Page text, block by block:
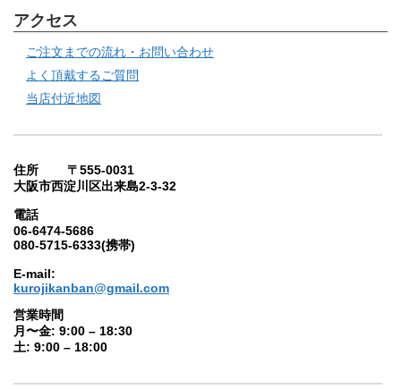
アクセス
ご注文までの流れ・お問い合わせ
よく頂戴するご質問
当店付近地図
住所 〒555-0031
大阪市西淀川区出来島2-3-32
電話
06-6474-5686
080-5715-6333(携帯)
E-mail:
kurojikanban@gmail.com
営業時間
月〜金: 9:00 – 18:30
土: 9:00 – 18:00